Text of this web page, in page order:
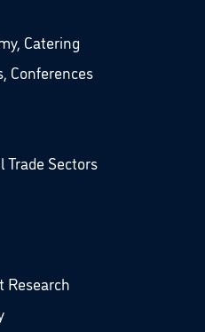
Catering
Conferences
Trade Sectors
Research